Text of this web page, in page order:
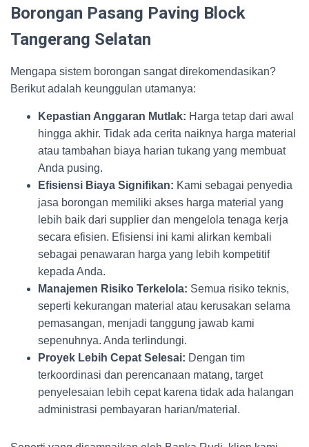
Borongan Pasang Paving Block
Tangerang Selatan
Mengapa sistem borongan sangat direkomendasikan?
Berikut adalah keunggulan utamanya:
Kepastian Anggaran Mutlak: Harga tetap dari awal
hingga akhir. Tidak ada cerita naiknya harga material
atau tambahan biaya harian tukang yang membuat
Anda pusing.
Efisiensi Biaya Signifikan: Kami sebagai penyedia
jasa borongan memiliki akses harga material yang
lebih baik dari supplier dan mengelola tenaga kerja
secara efisien. Efisiensi ini kami alirkan kembali
sebagai penawaran harga yang lebih kompetitif
kepada Anda.
Manajemen Risiko Terkelola: Semua risiko teknis,
seperti kekurangan material atau kerusakan selama
pemasangan, menjadi tanggung jawab kami
sepenuhnya. Anda terlindungi.
Proyek Lebih Cepat Selesai: Dengan tim
terkoordinasi dan perencanaan matang, target
penyelesaian lebih cepat karena tidak ada halangan
administrasi pembayaran harian/material.